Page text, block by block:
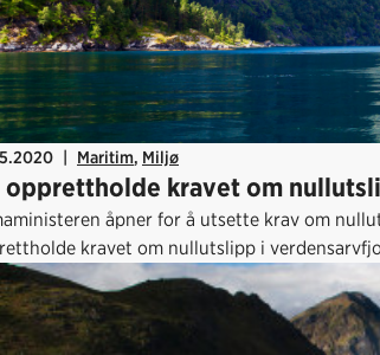
| Maritim, Miljø
opprettholde kravet om
åpner for å utsette krav om
kravet om nullutslipp i